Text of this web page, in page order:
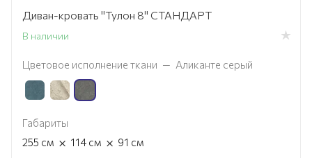
Диван-кровать "Тулон 8" СТАНДАРТ
В наличии
Цветовое исполнение ткани — Аликанте серый
Габариты
255 см × 114 см × 91 см